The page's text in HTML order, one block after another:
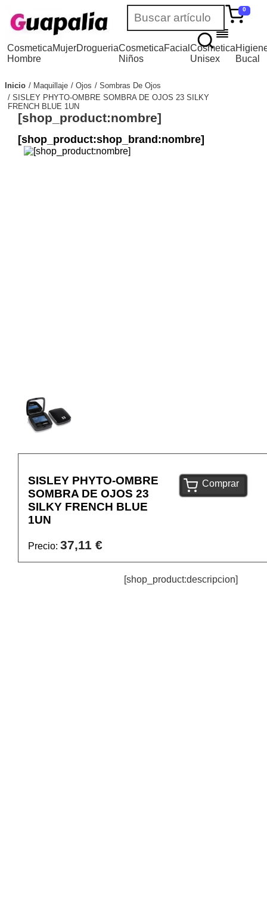
0
Cosmetica
Hombre
MujerDrogueriaCosmetica
Niños
FacialCosmetica
Unisex
Bucal
Inicio Maquillaje Ojos
Sombras De Ojos
SISLEY PHYTO-OMBRE SOMBRA DE OJOS 23 SILKY
FRENCH BLUE 1UN
[shop_product:nombre]
[shop_product:shop_brand:nombre]
SISLEY PHYTO-OMBRE
SOMBRA DE OJOS 23
SILKY FRENCH BLUE
1UN
Precio: 37,11 €
Comprar
[shop_product:descripcion]